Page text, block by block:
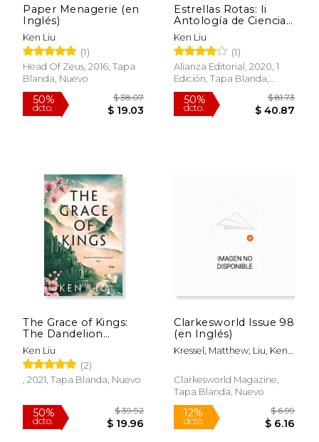
15%
dcto. $ 23.79
40%
Paper Menagerie (en
Inglés)
Ken Liu
(1)
Head Of Zeus, 2016, Tapa
Blanda, Nuevo
Estrellas Rotas: Ii
Antología de Ciencia
Ficción China
Contemporánea
Editada por ken Liu:
091 (Runas)
Ken Liu
(1)
Alianza Editorial, 2020, 1
Edición, Tapa Blanda,
Nuevo
The Grace of Kings:
The Dandelion
Dynasty, Book 01 (en
Inglés)
Ken Liu
(2)
, 2021, Tapa Blanda, Nuevo
Clarkesworld Issue 98
(en Inglés)
Kressel, Matthew; Liu, Ken;
Clarkesworld Magazine,
Tapa Blanda, Nuevo